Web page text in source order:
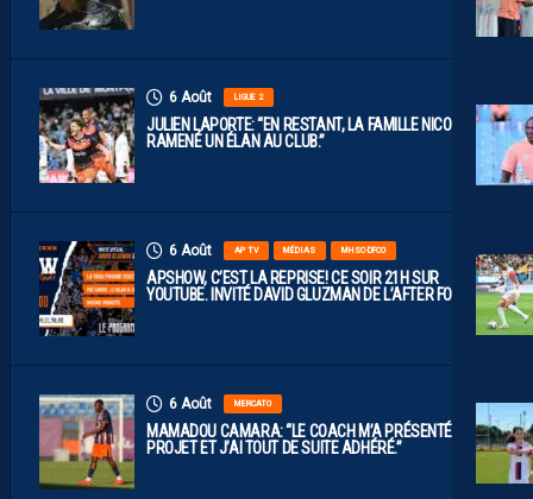
6 Août LIGUE 2
JULIEN LAPORTE: “EN RESTANT, LA FAMILLE NICOLLIN A
RAMENÉ UN ÉLAN AU CLUB.”
6 Août AP TV MÉDIAS MHSC-DFCO
APSHOW, C’EST LA REPRISE! CE SOIR 21H SUR
YOUTUBE. INVITÉ DAVID GLUZMAN DE L’AFTER FOOT.
6 Août MERCATO
MAMADOU CAMARA: “LE COACH M’A PRÉSENTÉ LE
PROJET ET J’AI TOUT DE SUITE ADHÉRÉ.”